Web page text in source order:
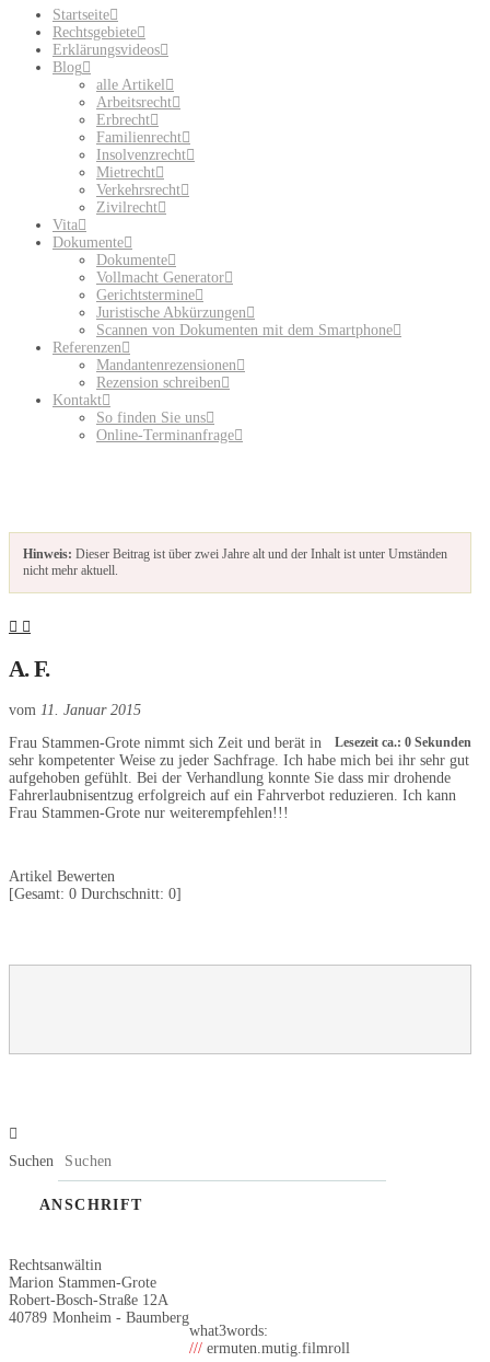
Startseite
Rechtsgebiete
Erklärungsvideos
Blog
alle Artikel
Arbeitsrecht
Erbrecht
Familienrecht
Insolvenzrecht
Mietrecht
Verkehrsrecht
Zivilrecht
Vita
Dokumente
Dokumente
Vollmacht Generator
Gerichtstermine
Juristische Abkürzungen
Scannen von Dokumenten mit dem Smartphone
Referenzen
Mandantenrezensionen
Rezension schreiben
Kontakt
So finden Sie uns
Online-Terminanfrage
Hinweis: Dieser Beitrag ist über zwei Jahre alt und der Inhalt ist unter Umständen
nicht mehr aktuell.
A. F.
vom 11. Januar 2015
Lesezeit ca.: 0 Sekunden
Frau Stammen-Grote nimmt sich Zeit und berät in
sehr kompetenter Weise zu jeder Sachfrage. Ich habe mich bei ihr sehr gut
aufgehoben gefühlt. Bei der Verhandlung konnte Sie dass mir drohende
Fahrerlaubnisentzug erfolgreich auf ein Fahrverbot reduzieren. Ich kann
Frau Stammen-Grote nur weiterempfehlen!!!
Artikel Bewerten
[Gesamt: 0 Durchschnitt: 0]
Suchen
ANSCHRIFT
Rechtsanwältin
Marion Stammen-Grote
Robert-Bosch-Straße 12A
40789 Monheim - Baumberg
what3words:
/// ermuten.mutig.filmroll